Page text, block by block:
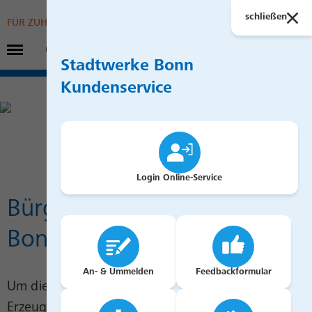
FÜR ZUHAUSE
FÜR UNTERNEHMEN
Hauptmenü öffnen
Bürgerbeteiligungen mit
BonnInvest Solar
Um die Energiewende voranzubringen und die
Erzeugung der Stadtwerke in Zukunft klimaneutral
schließen
Stadtwerke Bonn
Kundenservice
Login Online-Service
An- & Ummelden Feedbackformular